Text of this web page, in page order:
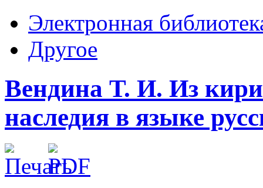
Электронная
Другое
Вендина Т. И. Из
наследия в языке